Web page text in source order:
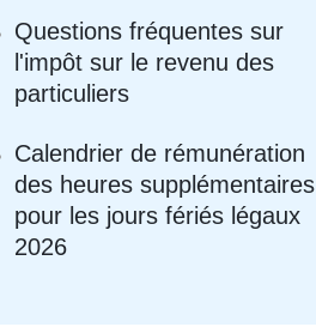
Questions fréquentes sur
l'impôt sur le revenu des
particuliers
Calendrier de rémunération
des heures supplémentaires
pour les jours fériés légaux
2026